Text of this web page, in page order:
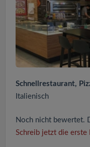
Schnellrestaurant,
Italienisch
Noch nicht bewertet.
Schreib jetzt die erste